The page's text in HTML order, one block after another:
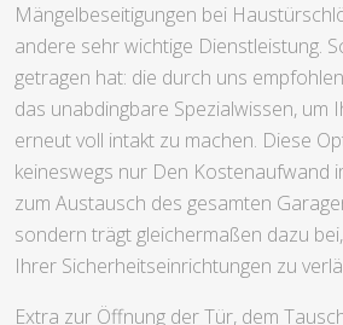
Mängelbeseitigungen bei
andere sehr wichtige Dienstleistung.
getragen hat: die durch uns
das unabdingbare Spezialwissen, um
erneut voll intakt zu machen. Diese
keineswegs nur Den Kostenaufwand
zum Austausch des gesamten
sondern trägt gleichermaßen dazu
Ihrer Sicherheitseinrichtungen zu
Extra zur Öffnung der Tür, dem